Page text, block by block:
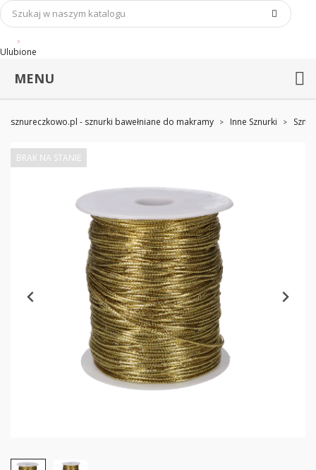
Ulubione
MENU
sznureczkowo.pl - sznurki bawełniane do makramy Inne Sznurki
BRAK NA STANIE